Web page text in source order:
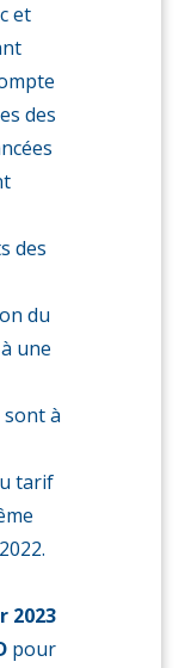
et
des
des
du
une
sont à
tarif
2023
pour